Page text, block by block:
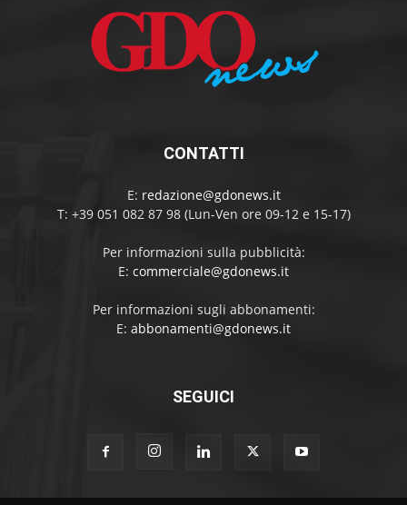
CONTATTI
E: redazione@gdonews.it
T: +39 051 082 87 98 (Lun-Ven ore 09-12 e 15-17)
Per informazioni sulla pubblicità:
E: commerciale@gdonews.it
Per informazioni sugli abbonamenti:
E: abbonamenti@gdonews.it
SEGUICI